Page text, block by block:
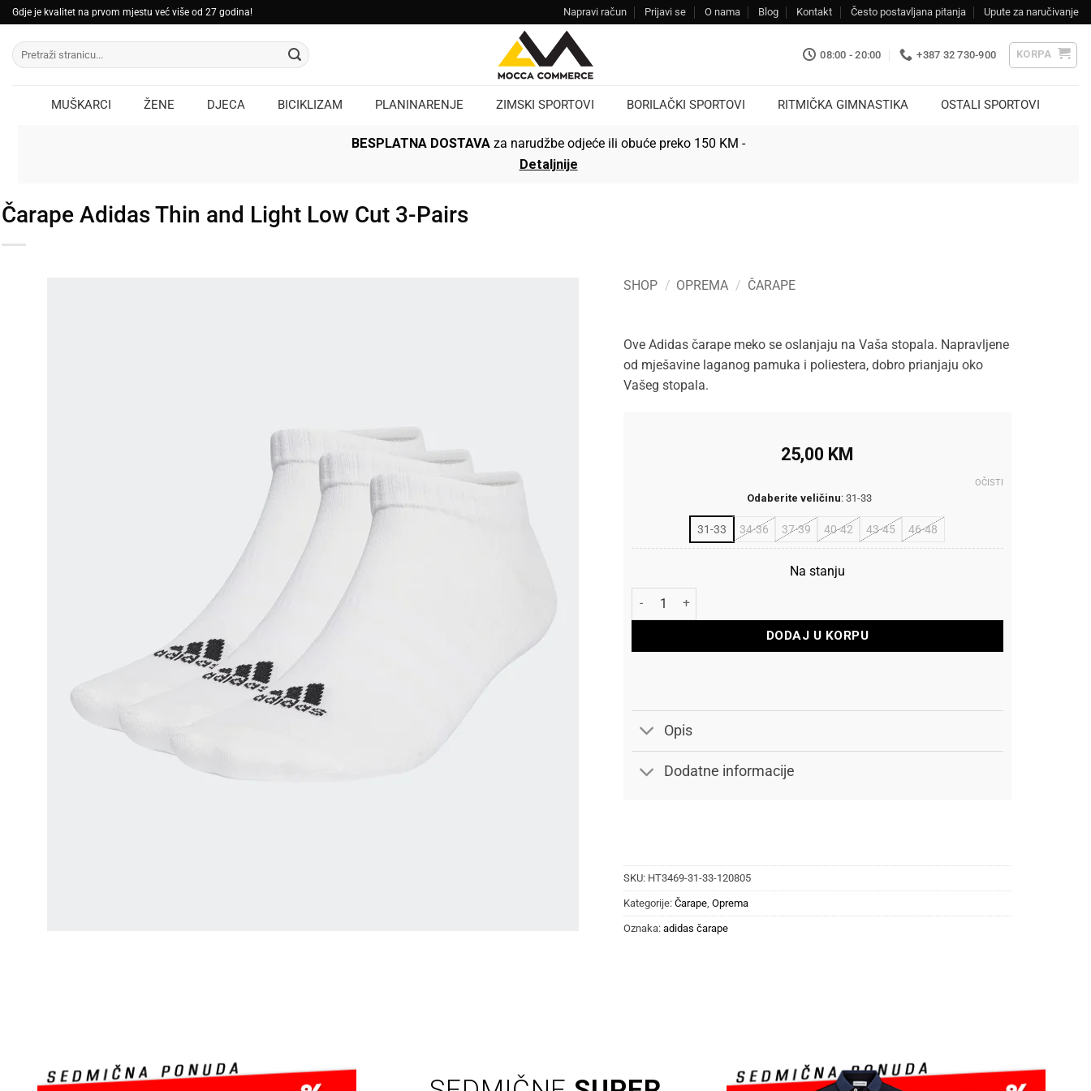
Skip
to
content
Gdje je kvalitet na prvom mjestu već više od 27 godina! Napravi račun Prijavi se O nama Blog Kontakt Često postavljana pitanja Upute za naručivanje
Pretraži:
08:00 - 20:00 +387 32 730-900 KORPA
MUŠKARCI ŽENE DJECA BICIKLIZAM PLANINARENJE ZIMSKI SPORTOVI BORILAČKI SPORTOVI RITMIČKA GIMNASTIKA OSTALI SPORTOVI
BESPLATNA DOSTAVA za narudžbe odjeće ili obuće preko 150 KM -
Detaljnije
Čarape Adidas Thin and Light Low Cut 3-Pairs
SHOP / OPREMA / ČARAPE
Ove Adidas čarape meko se oslanjaju na Vaša stopala. Napravljene
od mješavine laganog pamuka i poliestera, dobro prianjaju oko
Vašeg stopala.
25,00 KM
Odaberite veličinu: 31-33
31-33 34-36 37-39 40-42 43-45 46-48
OČISTI
Na stanju
Čarape Adidas Thin and Light Low Cut 3-Pairs količina
DODAJ U KORPU
Opis
Dodatne informacije
SKU: HT3469-31-33-120805
Kategorije: Čarape, Oprema
Oznaka: adidas čarape